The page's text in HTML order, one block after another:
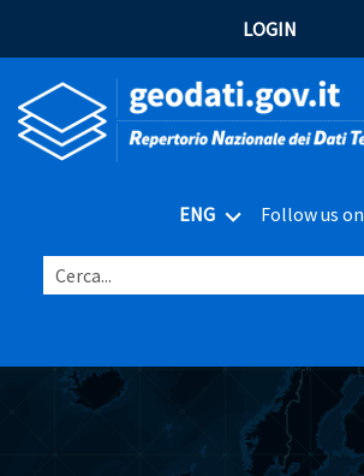
LOGIN
ENG Follow us on
Cerca...
Home